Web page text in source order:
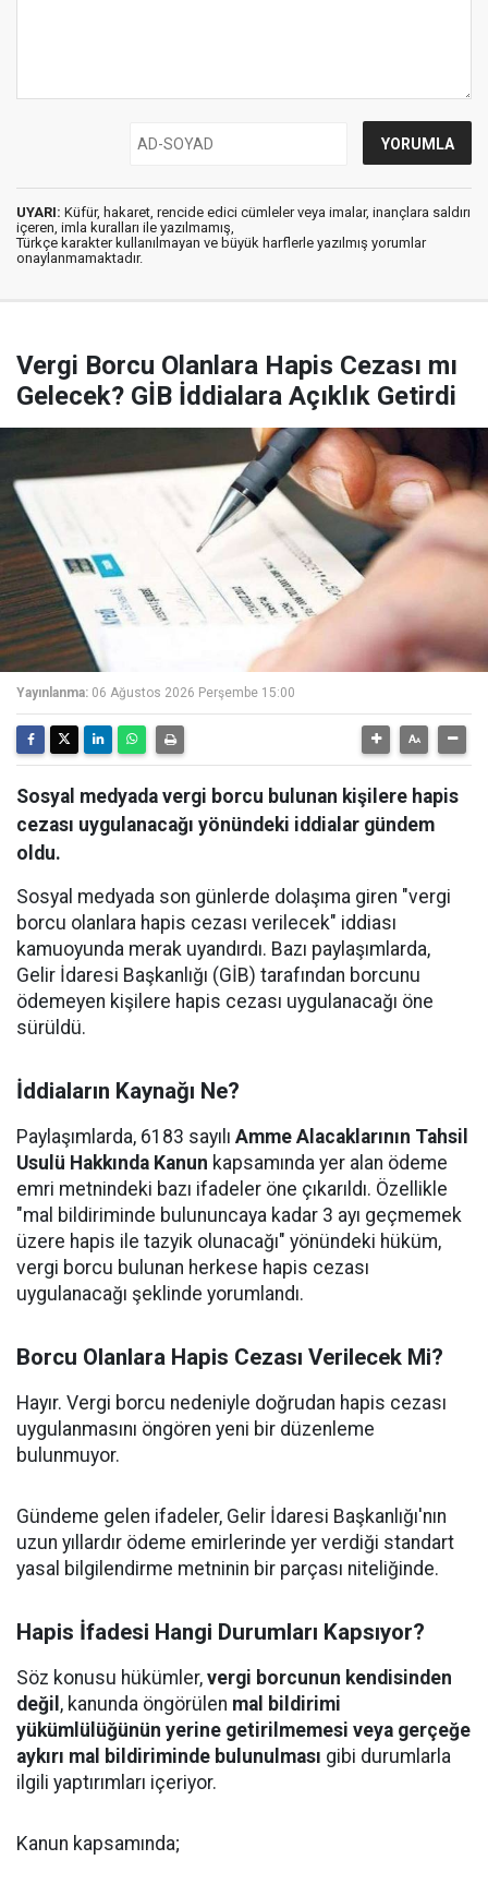
UYARI: Küfür, hakaret, rencide edici cümleler veya imalar, inançlara saldırı
içeren, imla kuralları ile yazılmamış,
Türkçe karakter kullanılmayan ve büyük harflerle yazılmış yorumlar
onaylanmamaktadır.
Vergi Borcu Olanlara Hapis Cezası mı
Gelecek? GİB İddialara Açıklık Getirdi
Yayınlanma: 06 Ağustos 2026 Perşembe 15:00
Sosyal medyada vergi borcu bulunan kişilere hapis
cezası uygulanacağı yönündeki iddialar gündem
oldu.
Sosyal medyada son günlerde dolaşıma giren "vergi
borcu olanlara hapis cezası verilecek" iddiası
kamuoyunda merak uyandırdı. Bazı paylaşımlarda,
Gelir İdaresi Başkanlığı (GİB) tarafından borcunu
ödemeyen kişilere hapis cezası uygulanacağı öne
sürüldü.
İddiaların Kaynağı Ne?
Paylaşımlarda, 6183 sayılı Amme Alacaklarının Tahsil
Usulü Hakkında Kanun kapsamında yer alan ödeme
emri metnindeki bazı ifadeler öne çıkarıldı. Özellikle
"mal bildiriminde bulununcaya kadar 3 ayı geçmemek
üzere hapis ile tazyik olunacağı" yönündeki hüküm,
vergi borcu bulunan herkese hapis cezası
uygulanacağı şeklinde yorumlandı.
Borcu Olanlara Hapis Cezası Verilecek Mi?
Hayır. Vergi borcu nedeniyle doğrudan hapis cezası
uygulanmasını öngören yeni bir düzenleme
bulunmuyor.
Gündeme gelen ifadeler, Gelir İdaresi Başkanlığı'nın
uzun yıllardır ödeme emirlerinde yer verdiği standart
yasal bilgilendirme metninin bir parçası niteliğinde.
Hapis İfadesi Hangi Durumları Kapsıyor?
Söz konusu hükümler, vergi borcunun kendisinden
değil , kanunda öngörülen mal bildirimi
yükümlülüğünün yerine getirilmemesi veya gerçeğe
aykırı mal bildiriminde bulunulması gibi durumlarla
ilgili yaptırımları içeriyor.
Kanun kapsamında;